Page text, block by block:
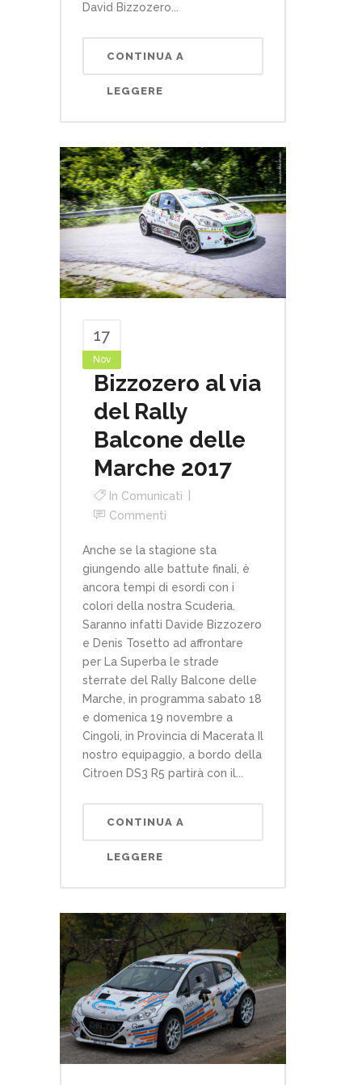
David Bizzozero...
CONTINUA A
LEGGERE
17
Nov
Bizzozero al via
del Rally
Balcone delle
Marche 2017
In Comunicati
Commenti
Anche se la stagione sta
giungendo alle battute finali, è
ancora tempi di esordi con i
colori della nostra Scuderia.
Saranno infatti Davide Bizzozero
e Denis Tosetto ad affrontare
per La Superba le strade
sterrate del Rally Balcone delle
Marche, in programma sabato 18
e domenica 19 novembre a
Cingoli, in Provincia di Macerata Il
nostro equipaggio, a bordo della
Citroen DS3 R5 partirà con il...
CONTINUA A
LEGGERE